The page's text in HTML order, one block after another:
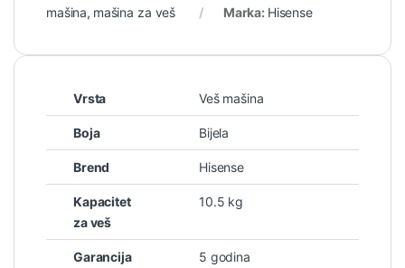
mašina, mašina za veš Marka: Hisense
Vrsta Veš mašina
Boja Bijela
Brend Hisense
Kapacitet
za veš
10.5 kg
Garancija 5 godina